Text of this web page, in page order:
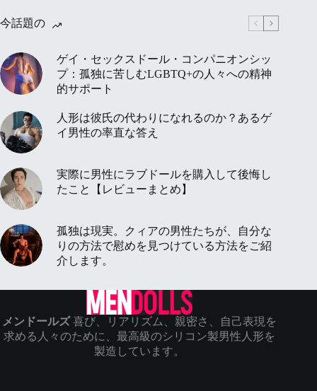
今話題の
ゲイ・セックスドール・コンパニオンシッ
プ：孤独に苦しむLGBTQ+の人々への精神
的サポート
人形は彼氏の代わりになれるのか？あるゲ
イ男性の率直な答え
実際に男性にラブドールを購入して後悔し
たこと【レビューまとめ】
孤独は現実。クィアの男性たちが、自分な
りの方法で慰めを見つけている方法をご紹
介します。
メンドールズ喜び、リアリズム、親密さ、自己表現を
求める人々のために、最高級のシリコン製男性人形を
製造しています。